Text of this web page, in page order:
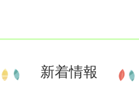
新着情報